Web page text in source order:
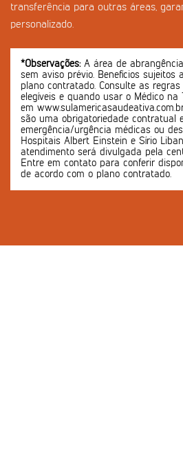
transferência para outras áreas,
personalizado.
*Observações:A área de
sem aviso prévio. Benefícios sujeitos
plano contratado. Consulte as
elegíveis e quando usar o Médico na
em
são uma obrigatoriedade contratual
emergência/urgência médicas ou
Hospitais Albert Einstein e Sírio
atendimento será divulgada pela
Entre em contato para conferir
de acordo com o plano contratado.